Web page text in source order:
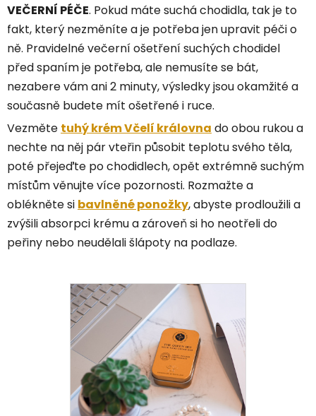
VEČERNÍ PÉČE. Pokud máte suchá chodidla, tak je to
fakt, který nezměníte a je potřeba jen upravit péči o
ně. Pravidelné večerní ošetření suchých chodidel
před spaním je potřeba, ale nemusíte se bát,
nezabere vám ani 2 minuty, výsledky jsou okamžité a
současně budete mít ošetřené i ruce.
Vezměte tuhý krém Včelí královna do obou rukou a
nechte na něj pár vteřin působit teplotu svého těla,
poté přejeďte po chodidlech, opět extrémně suchým
místům věnujte více pozornosti. Rozmažte a
oblékněte si bavlněné ponožky, abyste prodloužili a
zvýšili absorpci krému a zároveň si ho neotřeli do
peřiny nebo neudělali šlápoty na podlaze.